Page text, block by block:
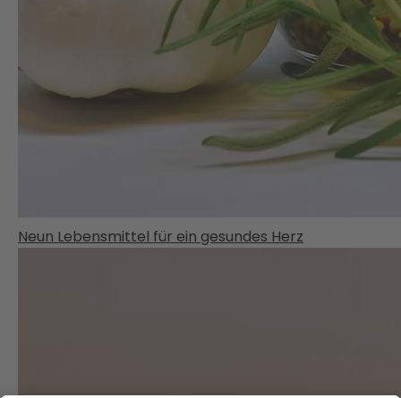
Neun Lebensmittel für ein gesundes Herz